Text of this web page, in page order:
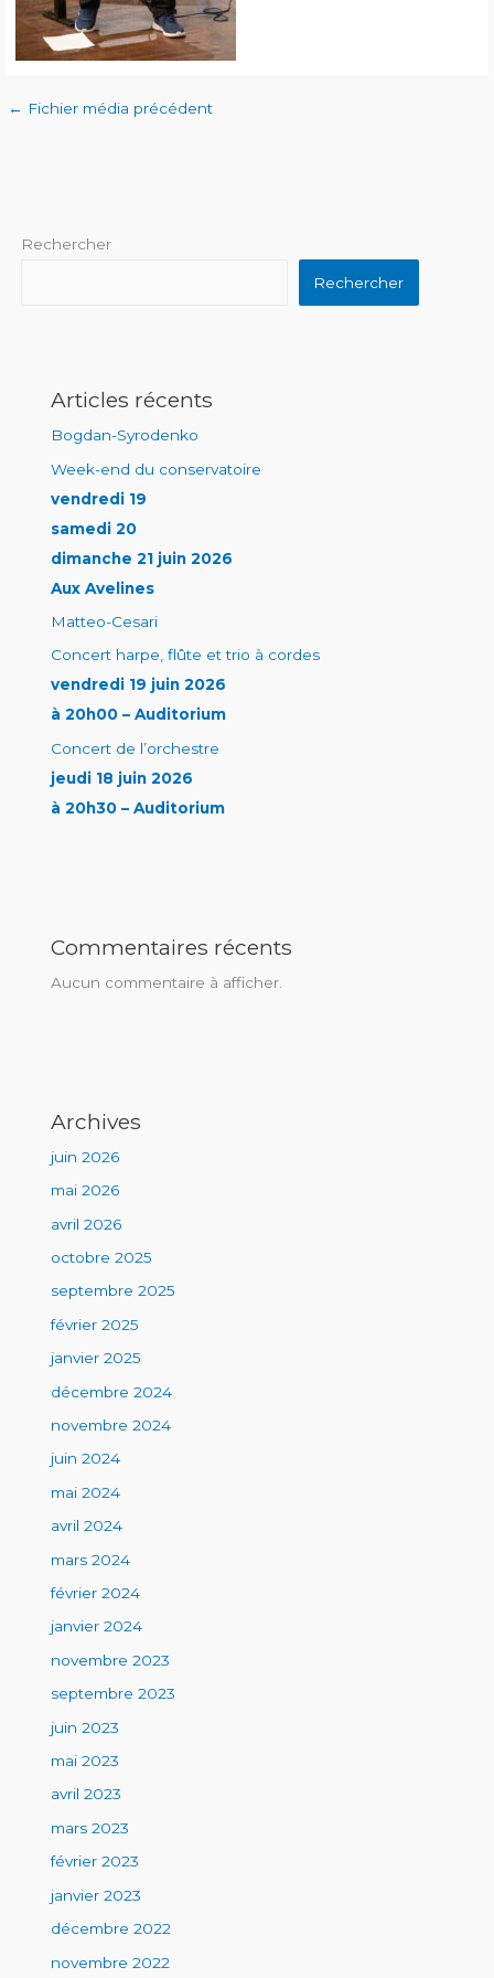
← Fichier média précédent
Rechercher
Rechercher
Articles récents
Bogdan-Syrodenko
Week-end du conservatoire
vendredi 19
samedi 20
dimanche 21 juin 2026
Aux Avelines
Matteo-Cesari
Concert harpe, flûte et trio à cordes
vendredi 19 juin 2026
à 20h00 – Auditorium
Concert de l’orchestre
jeudi 18 juin 2026
à 20h30 – Auditorium
Commentaires récents
Aucun commentaire à afficher.
Archives
juin 2026
mai 2026
avril 2026
octobre 2025
septembre 2025
février 2025
janvier 2025
décembre 2024
novembre 2024
juin 2024
mai 2024
avril 2024
mars 2024
février 2024
janvier 2024
novembre 2023
septembre 2023
juin 2023
mai 2023
avril 2023
mars 2023
février 2023
janvier 2023
décembre 2022
novembre 2022